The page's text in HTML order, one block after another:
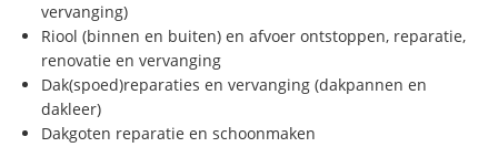
vervanging)
Riool (binnen en buiten) en afvoer ontstoppen, reparatie,
renovatie en vervanging
Dak(spoed)reparaties en vervanging (dakpannen en
dakleer)
Dakgoten reparatie en schoonmaken